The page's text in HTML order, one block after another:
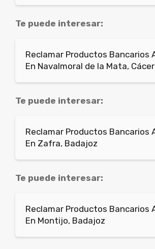
Te puede interesar:
Reclamar Productos Bancarios
En Navalmoral de la Mata,
Te puede interesar:
Reclamar Productos Bancarios
En Zafra, Badajoz
Te puede interesar:
Reclamar Productos Bancarios
En Montijo, Badajoz